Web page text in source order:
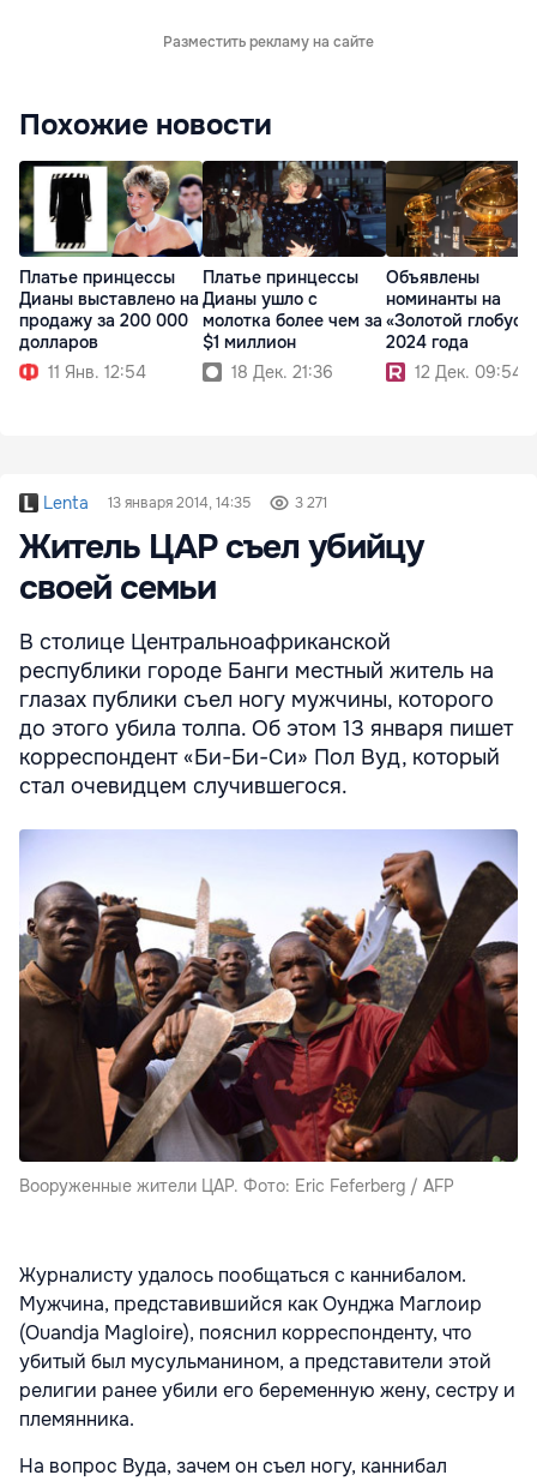
Разместить рекламу на сайте
Похожие новости
Платье принцессы
Дианы выставлено на
продажу за 200 000
долларов
11 Янв. 12:54
Платье принцессы
Дианы ушло с
молотка более чем за
$1 миллион
18 Дек. 21:36
Объявлены
номинанты на
«Золотой глобус»
2024 года
12 Дек. 09:54
Lenta 13 января 2014, 14:35 3 271
Житель ЦАР съел убийцу
своей семьи
В столице Центральноафриканской
республики городе Банги местный житель на
глазах публики съел ногу мужчины, которого
до этого убила толпа. Об этом 13 января пишет
корреспондент «Би-Би-Си» Пол Вуд, который
стал очевидцем случившегося.
Вооруженные жители ЦАР. Фото: Eric Feferberg / AFP
Журналисту удалось пообщаться с каннибалом.
Мужчина, представившийся как Оунджа Маглоир
(Ouandja Magloire), пояснил корреспонденту, что
убитый был мусульманином, а представители этой
религии ранее убили его беременную жену, сестру и
племянника.
На вопрос Вуда, зачем он съел ногу, каннибал